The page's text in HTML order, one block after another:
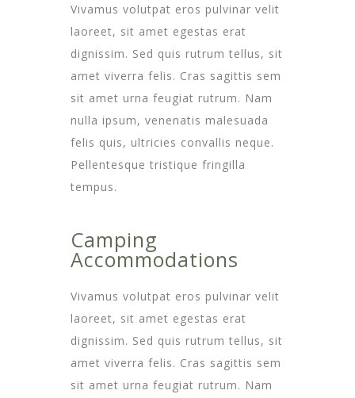
Vivamus volutpat eros pulvinar velit
laoreet, sit amet egestas erat
dignissim. Sed quis rutrum tellus, sit
amet viverra felis. Cras sagittis sem
sit amet urna feugiat rutrum. Nam
nulla ipsum, venenatis malesuada
felis quis, ultricies convallis neque.
Pellentesque tristique fringilla
tempus.
Camping
Accommodations
Vivamus volutpat eros pulvinar velit
laoreet, sit amet egestas erat
dignissim. Sed quis rutrum tellus, sit
amet viverra felis. Cras sagittis sem
sit amet urna feugiat rutrum. Nam